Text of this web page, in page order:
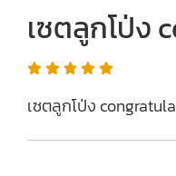
เซตลูกโป่ง
เซตลูกโป่ง